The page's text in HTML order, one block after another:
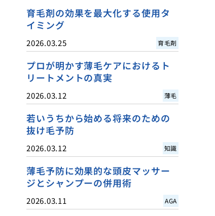
育毛剤の効果を最大化する使用タ
イミング
2026.03.25 育毛剤
プロが明かす薄毛ケアにおけるト
リートメントの真実
2026.03.12 薄毛
若いうちから始める将来のための
抜け毛予防
2026.03.12 知識
薄毛予防に効果的な頭皮マッサー
ジとシャンプーの併用術
2026.03.11 AGA